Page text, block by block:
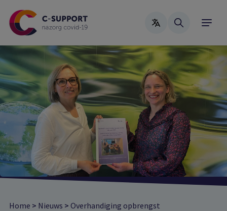
main
content
Home > Nieuws > Overhandiging opbrengst